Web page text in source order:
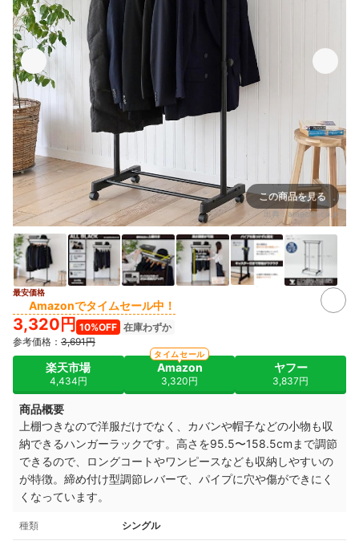
この商品を見る
出典：amazon.co.jp
最安価格
Amazonでタイムセール中！
3,320円 10%OFF 在庫わずか
参考価格： 3,691円
楽天市場
4,434円
Amazon
3,320円
タイムセール
ヤフー
3,837円
商品概要
上棚つきなので洋服だけでなく、カバンや帽子などの小物も収
納できるハンガーラックです。高さを95.5〜158.5cmまで調節
できるので、ロングコートやワンピースなども収納しやすいの
が特徴。締め付け型調節レバーで、パイプに穴や傷ができにく
くなっています。
種類 シングル